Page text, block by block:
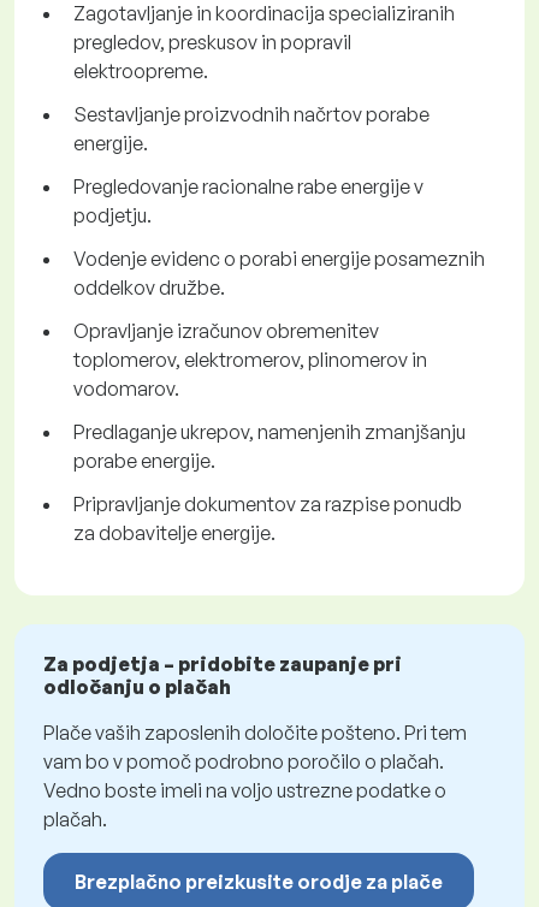
Zagotavljanje in koordinacija specializiranih
pregledov, preskusov in popravil
elektroopreme.
Sestavljanje proizvodnih načrtov porabe
energije.
Pregledovanje racionalne rabe energije v
podjetju.
Vodenje evidenc o porabi energije posameznih
oddelkov družbe.
Opravljanje izračunov obremenitev
toplomerov, elektromerov, plinomerov in
vodomarov.
Predlaganje ukrepov, namenjenih zmanjšanju
porabe energije.
Pripravljanje dokumentov za razpise ponudb
za dobavitelje energije.
Za podjetja – pridobite zaupanje pri
odločanju o plačah
Plače vaših zaposlenih določite pošteno. Pri tem
vam bo v pomoč podrobno poročilo o plačah.
Vedno boste imeli na voljo ustrezne podatke o
plačah.
Brezplačno preizkusite orodje za plače